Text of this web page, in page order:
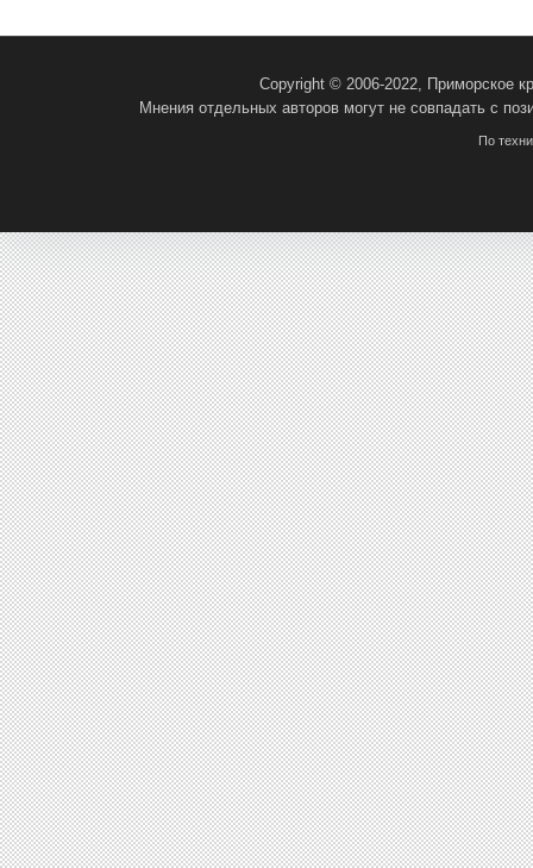
Copyright © 2006-2022, Приморское
Мнения отдельных авторов могут не совпадать с
По